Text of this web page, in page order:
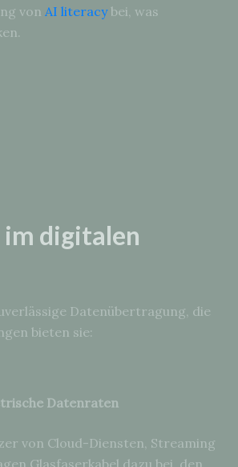
von AI literacybei, was
digitalen
Datenübertragung, die
bieten sie:
Datenraten
von Cloud-Diensten, Streaming
Glasfaserkabel dazu bei, den